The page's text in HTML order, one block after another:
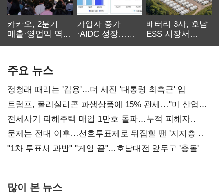
카카오, 2분기
매출·영업익 역대
가입자 증가
·AIDC 성장…
배터리 3사, 호남
ESS 시장서
주요 뉴스
정청래 때리는 '김용'…더 세진 '대통령 최측근' 입
트럼프, 폴리실리콘 파생상품에 15% 관세…"미 산업
재건"
전세사기 피해주택 매입 1만호 돌파…누적 피해자
4만278명
문제는 전대 이후…선호투표제로 뒤집힐 땐 '지지층
불복'
"1차 투표서 과반" "게임 끝"…호남대전 앞두고 '충돌'
많이 본 뉴스